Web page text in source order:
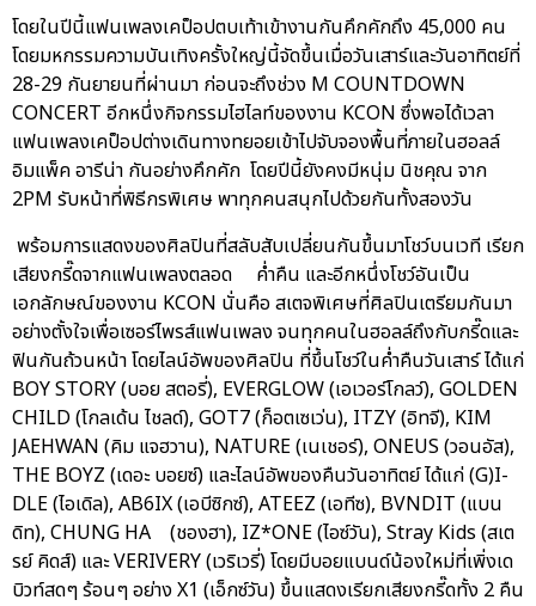
โดยในปีนี้แฟนเพลงเคป็อปตบเท้าเข้างานกันคึกคักถึง 45,000 คน
โดยมหกรรมความบันเทิงครั้งใหญ่นี้จัดขึ้นเมื่อวันเสาร์และวันอาทิตย์ที่
28-29 กันยายนที่ผ่านมา ก่อนจะถึงช่วง M COUNTDOWN
CONCERT อีกหนึ่งกิจกรรมไฮไลท์ของงาน KCON ซึ่งพอได้เวลา
แฟนเพลงเคป็อปต่างเดินทางทยอยเข้าไปจับจองพื้นที่ภายในฮอลล์
อิมแพ็ค อารีน่า กันอย่างคึกคัก โดยปีนี้ยังคงมีหนุ่ม นิชคุณ จาก
2PM รับหน้าที่พิธีกรพิเศษ พาทุกคนสนุกไปด้วยกันทั้งสองวัน
พร้อมการแสดงของศิลปินที่สลับสับเปลี่ยนกันขึ้นมาโชว์บนเวที เรียก
เสียงกรี๊ดจากแฟนเพลงตลอด ค่ำคืน และอีกหนึ่งโชว์อันเป็น
เอกลักษณ์ของงาน KCON นั่นคือ สเตจพิเศษที่ศิลปินเตรียมกันมา
อย่างตั้งใจเพื่อเซอร์ไพรส์แฟนเพลง จนทุกคนในฮอลล์ถึงกับกรี๊ดและ
ฟินกันถ้วนหน้า โดยไลน์อัพของศิลปิน ที่ขึ้นโชว์ในค่ำคืนวันเสาร์ ได้แก่
BOY STORY (บอย สตอรี่), EVERGLOW (เอเวอร์โกลว์), GOLDEN
CHILD (โกลเด้น ไชลด์), GOT7 (ก็อตเซเว่น), ITZY (อิทจี), KIM
JAEHWAN (คิม แจฮวาน), NATURE (เนเชอร์), ONEUS (วอนอัส),
THE BOYZ (เดอะ บอยซ์) และไลน์อัพของคืนวันอาทิตย์ ได้แก่ (G)I-
DLE (ไอเดิล), AB6IX (เอบีซิกซ์), ATEEZ (เอทีซ), BVNDIT (แบน
ดิท), CHUNG HA (ชองฮา), IZ*ONE (ไอซ์วัน), Stray Kids (สเต
รย์ คิดส์) และ VERIVERY (เวริเวรี่) โดยมีบอยแบนด์น้องใหม่ที่เพิ่งเด
บิวท์สดๆ ร้อนๆ อย่าง X1 (เอ็กซ์วัน) ขึ้นแสดงเรียกเสียงกรี๊ดทั้ง 2 คืน